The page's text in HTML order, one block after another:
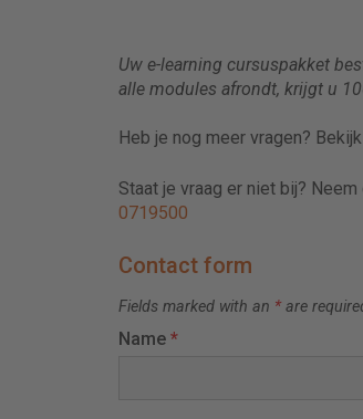
Uw e-learning cursuspakket
alle modules afrondt, krijgt u
Heb je nog meer vragen?
Staat je vraag er niet bij?
0719500
Contact form
Fields marked with an * are
Name *